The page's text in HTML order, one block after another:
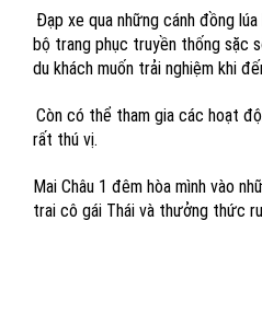
Đạp xe qua những cánh đồng
bộ trang phục truyền thống sặc
du khách muốn trải nghiệm khi
Còn có thể tham gia các hoạt
rất thú vị.
Mai Châu 1 đêm hòa mình vào
trai cô gái Thái và thưởng thức